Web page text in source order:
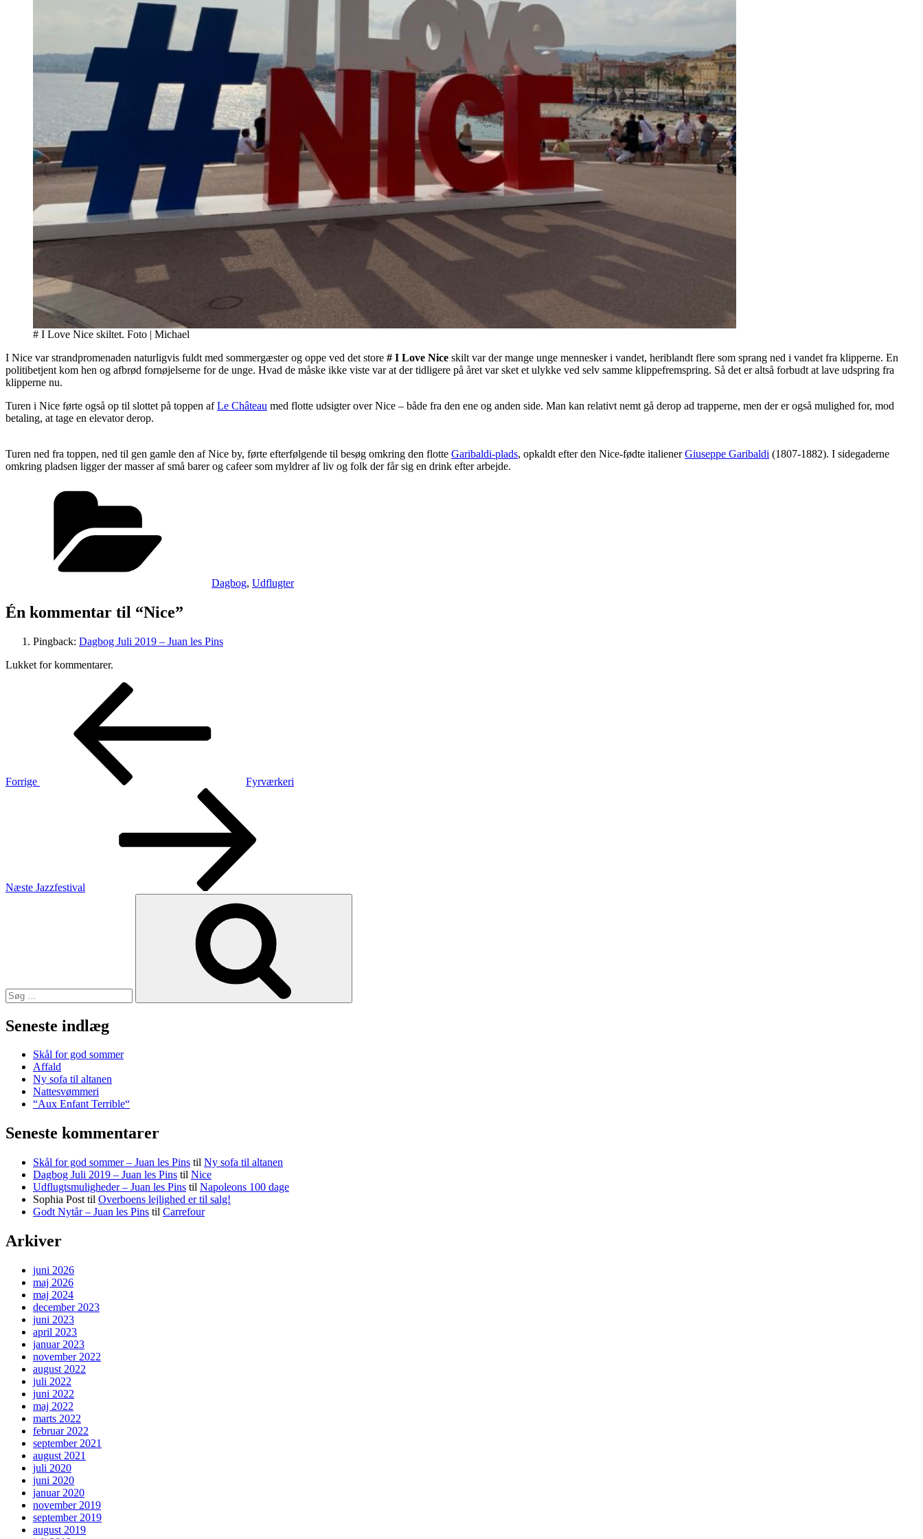
# I Love Nice skiltet. Foto | Michael
I Nice var strandpromenaden naturligvis fuldt med sommergæster og oppe ved det store # I Love Nice skilt var der mange unge mennesker i vandet, heriblandt flere som sprang ned i vandet fra klipperne. En
politibetjent kom hen og afbrød fornøjelserne for de unge. Hvad de måske ikke viste var at der tidligere på året var sket et ulykke ved selv samme klippefremspring. Så det er altså forbudt at lave udspring fra
klipperne nu.
Turen i Nice førte også op til slottet på toppen afLe Château med flotte udsigter over Nice – både fra den ene og anden side. Man kan relativt nemt gå derop ad trapperne, men der er også mulighed for, mod
betaling, at tage en elevator derop.
Turen ned fra toppen, ned til gen gamle den af Nice by, førte efterfølgende til besøg omkring den flotte Garibaldi-plads, opkaldt efter den Nice-fødte italienerGiuseppe Garibaldi (1807-1882). I sidegaderne
omkring pladsen ligger der masser af små barer og cafeer som myldrer af liv og folk der får sig en drink efter arbejde.
Dagbog, Udflugter
Én kommentar til “Nice”
Pingback: Dagbog Juli 2019 – Juan les Pins
Lukket for kommentarer.
Indlægsnavigation
Forrige
Fyrværkeri
Næste Jazzfestival
Seneste indlæg
Skål for god sommer
Affald
Ny sofa til altanen
Nattesvømmeri
“Aux Enfant Terrible“
Seneste kommentarer
Skål for god sommer – Juan les Pins til Ny sofa til altanen
Dagbog Juli 2019 – Juan les Pins til Nice
Udflugtsmuligheder – Juan les Pins til Napoleons 100 dage
Sophia Post til Overboens lejlighed er til salg!
Godt Nytår – Juan les Pins til Carrefour
Arkiver
juni 2026
maj 2026
maj 2024
december 2023
juni 2023
april 2023
januar 2023
november 2022
august 2022
juli 2022
juni 2022
maj 2022
marts 2022
februar 2022
september 2021
august 2021
juli 2020
juni 2020
januar 2020
november 2019
september 2019
august 2019